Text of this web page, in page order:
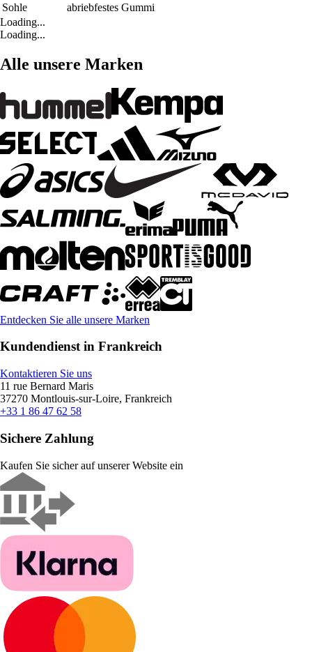
Sohle
abriebfestes Gummi
Loading...
Loading...
Alle unsere Marken
Entdecken Sie alle unsere Marken
Kundendienst in Frankreich
Kontaktieren Sie uns
11 rue Bernard Maris
37270 Montlouis-sur-Loire, Frankreich
+33 1 86 47 62 58
Sichere Zahlung
Kaufen Sie sicher auf unserer Website ein